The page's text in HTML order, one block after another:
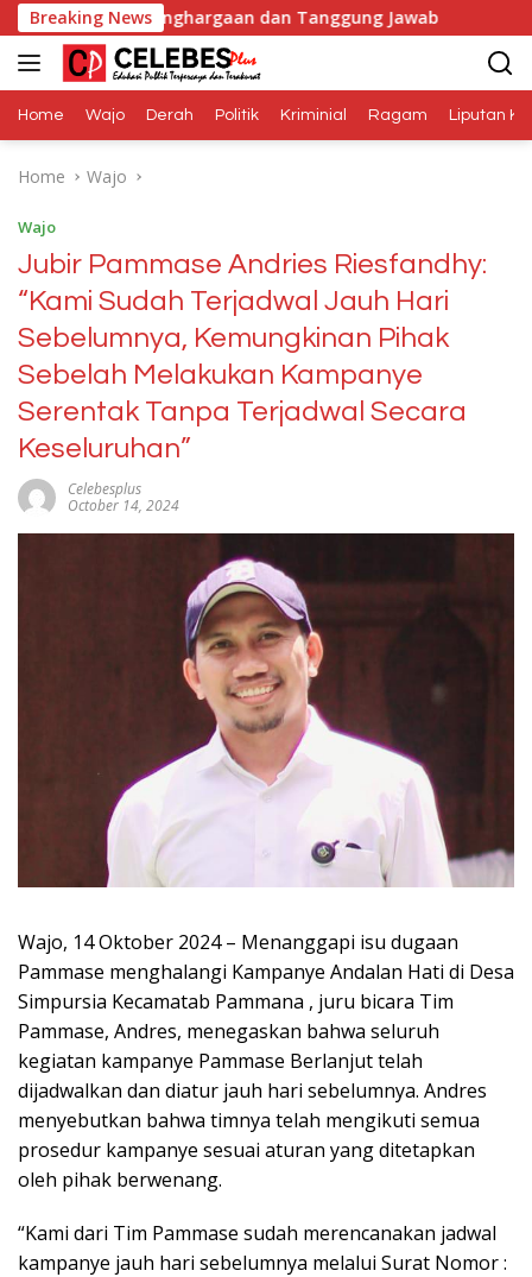
Skip
to
content
Breaking News
Penghargaan dan Tanggung Jawab Dana Media
Home Wajo Derah Politik Kriminial Ragam Liputan
Home Wajo
Wajo
Jubir Pammase Andries Riesfandhy:
“Kami Sudah Terjadwal Jauh Hari
Sebelumnya, Kemungkinan Pihak
Sebelah Melakukan Kampanye
Serentak Tanpa Terjadwal Secara
Keseluruhan”
Celebesplus
October 14, 2024
Wajo, 14 Oktober 2024 – Menanggapi isu dugaan
Pammase menghalangi Kampanye Andalan Hati di Desa
Simpursia Kecamatab Pammana , juru bicara Tim
Pammase, Andres, menegaskan bahwa seluruh
kegiatan kampanye Pammase Berlanjut telah
dijadwalkan dan diatur jauh hari sebelumnya. Andres
menyebutkan bahwa timnya telah mengikuti semua
prosedur kampanye sesuai aturan yang ditetapkan
oleh pihak berwenang.
“Kami dari Tim Pammase sudah merencanakan jadwal
kampanye jauh hari sebelumnya melalui Surat Nomor :